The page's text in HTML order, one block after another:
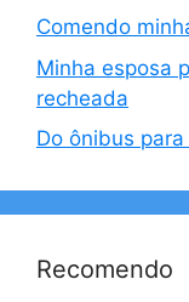
Comendo
Minha esposa
recheada
Do ônibus
Recomendo